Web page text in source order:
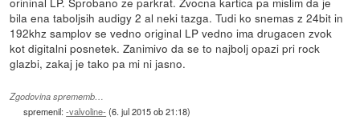
bila ena taboljsih audigy 2 al neki tazga. Tudi ko snemas z 24bit in
192khz samplov se vedno original LP vedno ima drugacen zvok
kot digitalni posnetek. Zanimivo da se to najbolj opazi pri rock
glazbi, zakaj je tako pa mi ni jasno.
Zgodovina sprememb…
spremenil:-valvoline- (6. jul 2015 ob 21:18)